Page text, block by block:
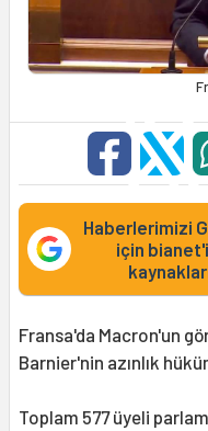
Haberlerimizi
için
Fransa'da Macron'un
Barnier'nin azınlık
Toplam 577 üyeli